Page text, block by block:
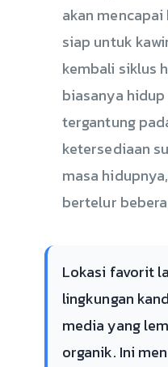
akan
siap untuk
kembali siklus
biasanya hidup
tergantung
ketersediaan
masa
bertelur
Lokasi favorit
lingkungan
media yang
organik. Ini